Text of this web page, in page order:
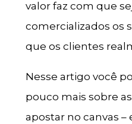
valor faz com que
comercializados os
que os clientes
Nesse artigo você
pouco mais sobre
apostar no canvas –